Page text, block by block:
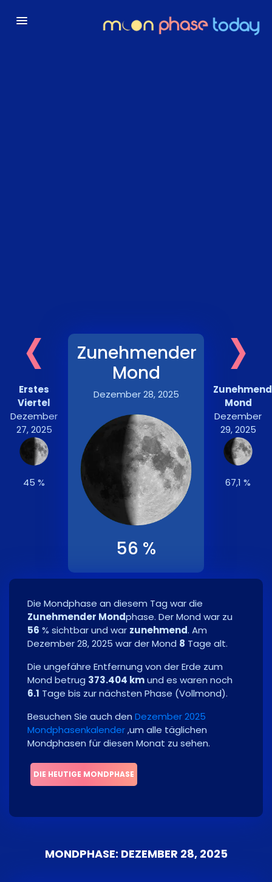
‹
Erstes
Viertel
Dezember
27, 2025
45 %
Zunehmender
Mond
Dezember 28, 2025
56 %
›
Mond
Dezember
29, 2025
67,1 %
Die Mondphase an diesem Tag war die
Zunehmender Mondphase. Der Mond war zu
56 % sichtbar und war zunehmend. Am
Dezember 28, 2025 war der Mond 8 Tage alt.
Die ungefähre Entfernung von der Erde zum
Mond betrug 373.404 kmund es waren noch
6.1 Tage bis zur nächsten Phase (Vollmond).
Besuchen Sie auch den Dezember 2025
Mondphasenkalender,um alle täglichen
Mondphasen für diesen Monat zu sehen.
DIE HEUTIGE MONDPHASE
MONDPHASE: DEZEMBER 28, 2025